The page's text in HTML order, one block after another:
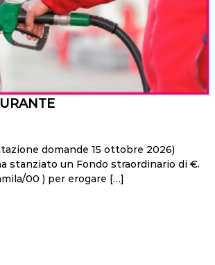
domande 15 ottobre 2026)
stanziato un Fondo straordinario di €.
00 ) per erogare […]